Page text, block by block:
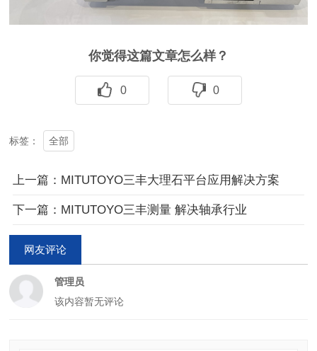
你觉得这篇文章怎么样？
0 0
标签： 全部
上一篇：MITUTOYO三丰大理石平台应用解决方案
下一篇：MITUTOYO三丰测量 解决轴承行业
网友评论
管理员
该内容暂无评论